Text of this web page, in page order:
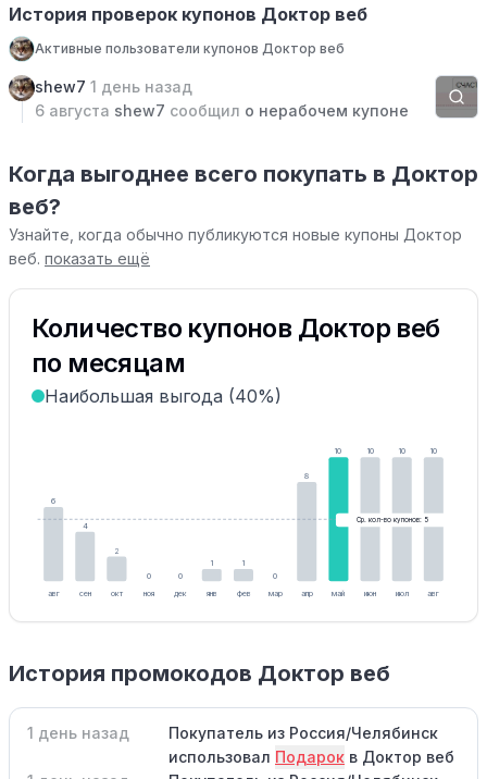
История проверок купонов Доктор веб
Активные пользователи купонов Доктор веб
shew7 1 день назад
6 августа shew7 сообщил о нерабочем купоне
Когда выгоднее всего покупать в Доктор
веб?
Узнайте, когда обычно публикуются новые купоны Доктор
веб. показать ещё
Количество купонов Доктор веб
по месяцам
Наибольшая выгода (40%)
6
авг
4
сен
2
окт
0
ноя
0
дек
1
янв
1
фев
0
мар
8
апр
10
май
10
июн
10
июл
10
авг
Ср. кол-во купонов: 5
История промокодов Доктор веб
1 день назад
Покупатель из Россия/Челябинск
использовал Подарок в Доктор веб